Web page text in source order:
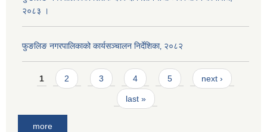
२०८३ ।
फुङलिङ नगरपालिकाको कार्यसञ्चालन निर्देशिका‚ २०८२
Pages
1 2 3 4 5 next ›
last »
more